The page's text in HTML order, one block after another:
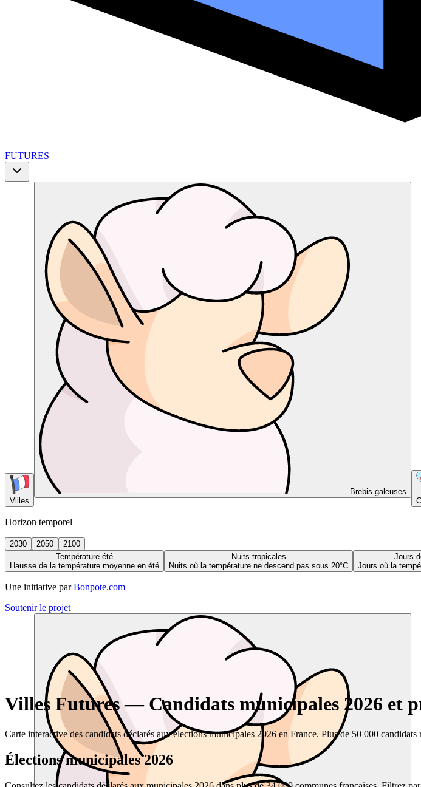
FUTURES
Villes
Brebis galeuses
Horizon temporel
2030 2050
2100
Température été
Hausse de la température moyenne en été
Nuits tropicales
Nuits où la température ne descend pas sous 20°C
Jours
Jours où la
Une initiative par Bonpote.com
Soutenir le projet
Villes Futures — Candidats municipales 2026 et
Carte interactive des candidats déclarés aux élections municipales 2026 en France. Plus de 50 000
Élections municipales 2026